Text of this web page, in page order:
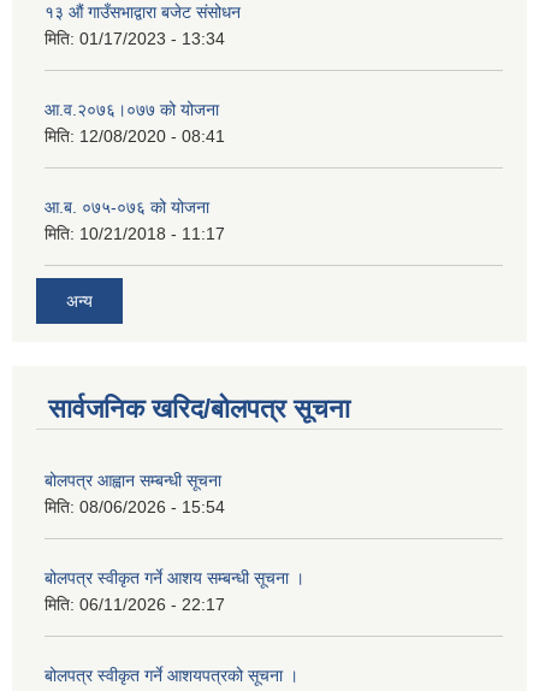
१३ औं गाउँसभाद्वारा बजेट संसोधन
मिति: 01/17/2023 - 13:34
आ‍.व.२०७६।०७७ को योजना
मिति: 12/08/2020 - 08:41
आ.ब. ०७५-०७६ को योजना
मिति: 10/21/2018 - 11:17
अन्य
सार्वजनिक खरिद/बोलपत्र सूचना
बोलपत्र आह्वान सम्बन्धी सूचना
मिति: 08/06/2026 - 15:54
बोलपत्र स्वीकृत गर्ने आशय सम्बन्धी सूचना ।
मिति: 06/11/2026 - 22:17
बोलपत्र स्वीकृत गर्ने आशयपत्रको सूचना ।